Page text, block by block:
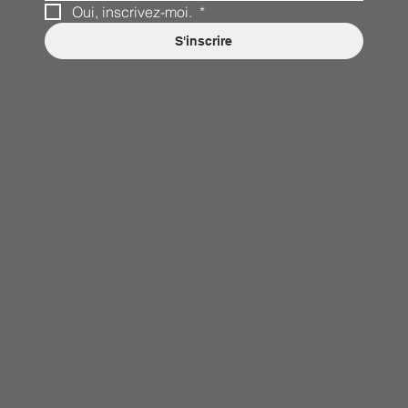
Oui, inscrivez-moi. *
S'inscrire